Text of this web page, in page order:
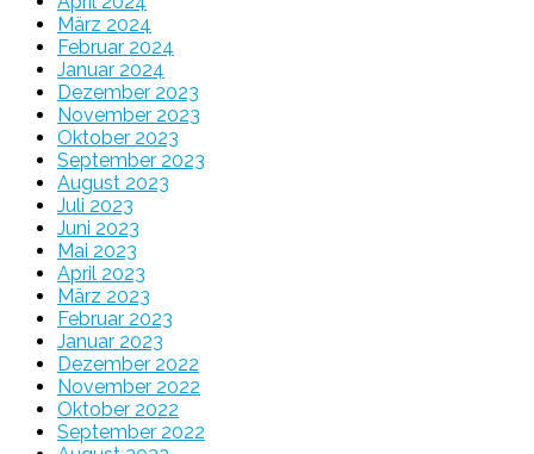
März 2024
Februar 2024
Januar 2024
Dezember 2023
November 2023
Oktober 2023
September 2023
August 2023
Juli 2023
Juni 2023
Mai 2023
April 2023
März 2023
Februar 2023
Januar 2023
Dezember 2022
November 2022
Oktober 2022
September 2022